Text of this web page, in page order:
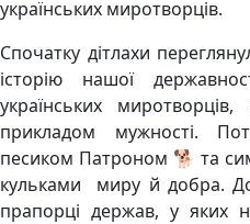
українських миротворців.
Спочатку дітлахи
історію нашої
українських
прикладом мужності.
песиком Патроном 🐕 та
кульками миру й добра.
прапорці держав, у яких